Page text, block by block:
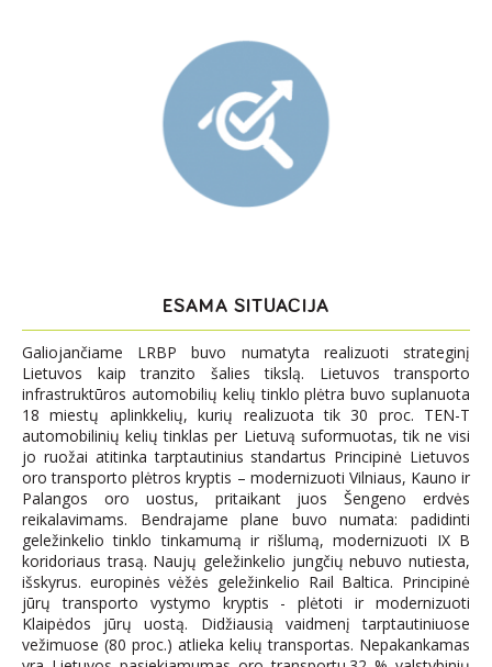
ESAMA SITUACIJA
Galiojančiame LRBP buvo numatyta realizuoti strateginį
Lietuvos kaip tranzito šalies tikslą. Lietuvos transporto
infrastruktūros automobilių kelių tinklo plėtra buvo suplanuota
18 miestų aplinkkelių, kurių realizuota tik 30 proc. TEN-T
automobilinių kelių tinklas per Lietuvą suformuotas, tik ne visi
jo ruožai atitinka tarptautinius standartus Principinė Lietuvos
oro transporto plėtros kryptis – modernizuoti Vilniaus, Kauno ir
Palangos oro uostus, pritaikant juos Šengeno erdvės
reikalavimams. Bendrajame plane buvo numata: padidinti
geležinkelio tinklo tinkamumą ir rišlumą, modernizuoti IX B
koridoriaus trasą. Naujų geležinkelio jungčių nebuvo nutiesta,
išskyrus. europinės vėžės geležinkelio Rail Baltica. Principinė
jūrų transporto vystymo kryptis - plėtoti ir modernizuoti
Klaipėdos jūrų uostą. Didžiausią vaidmenį tarptautiniuose
vežimuose (80 proc.) atlieka kelių transportas. Nepakankamas